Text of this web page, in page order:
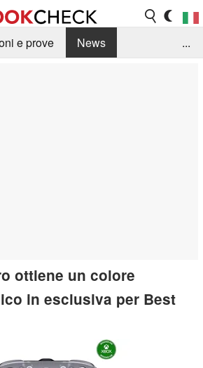
e prove
News
...
ottiene un colore
in esclusiva per Best